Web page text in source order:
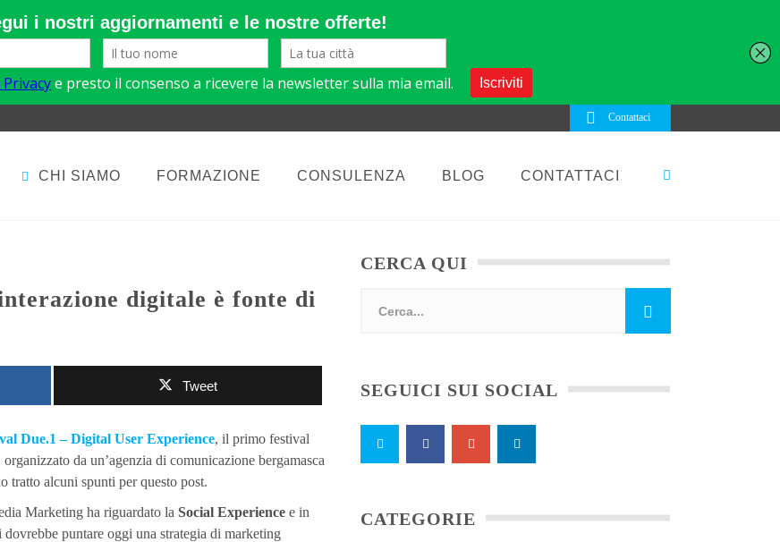
Contattaci
CHI SIAMO FORMAZIONE CONSULENZA BLOG CONTATTACI
Tweet
Due.1 – Digital User Experience, il primo festival
organizzato da un’agenzia di comunicazione bergamasca
tratto alcuni spunti per questo post.
Marketing ha riguardato la Social Experience e in
puntare oggi una strategia di marketing
CERCA QUI
SEGUICI SUI SOCIAL
CATEGORIE